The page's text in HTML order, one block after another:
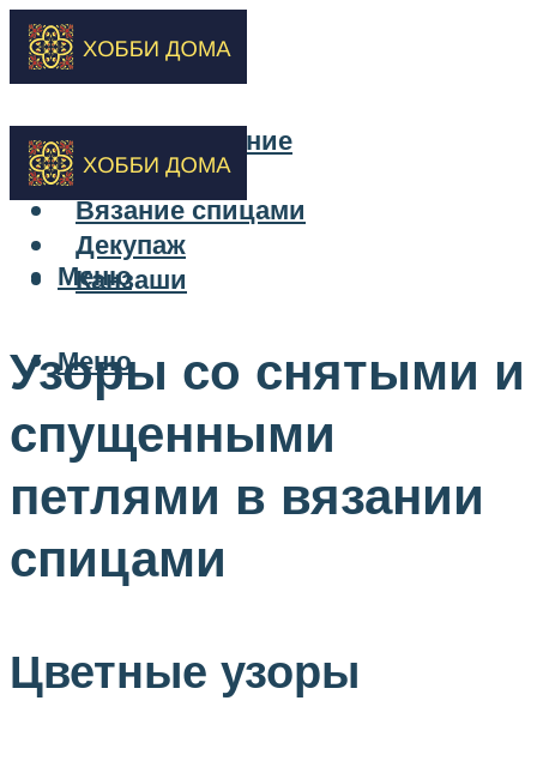
Бисероплетение
Вышивка
Вязание спицами
Декупаж
Канзаши
Меню
Меню
Узоры со снятыми и
спущенными
петлями в вязании
спицами
Цветные узоры